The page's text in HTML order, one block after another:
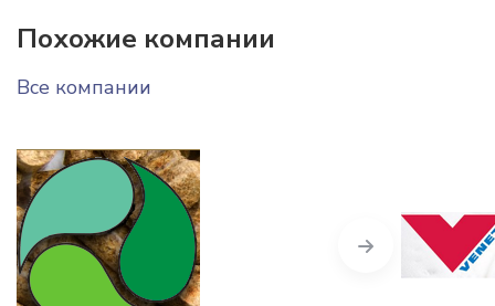
Похожие компании
Все компании
Next